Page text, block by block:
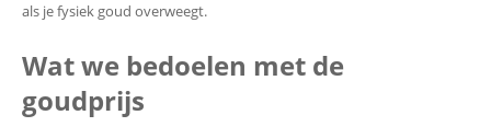
als je fysiek goud overweegt.
Wat we bedoelen met de
goudprijs